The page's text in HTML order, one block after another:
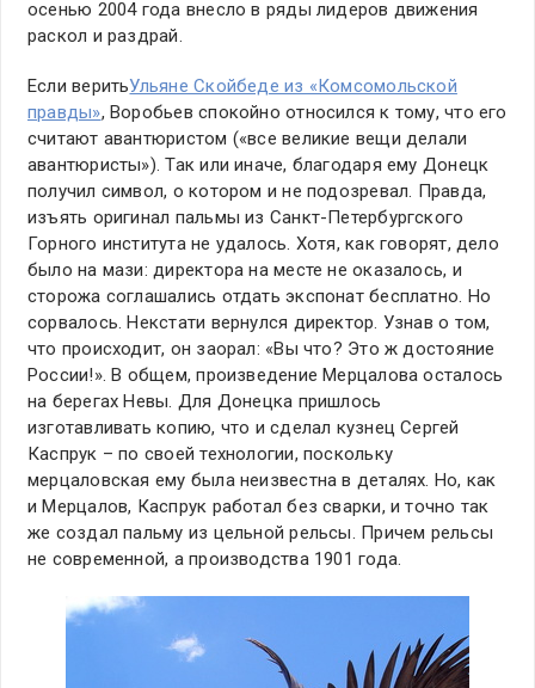
осенью 2004 года внесло в ряды лидеров движения
раскол и раздрай.
Если веритьУльяне Скойбеде из «Комсомольской
правды», Воробьев спокойно относился к тому, что его
считают авантюристом («все великие вещи делали
авантюристы»). Так или иначе, благодаря ему Донецк
получил символ, о котором и не подозревал. Правда,
изъять оригинал пальмы из Санкт-Петербургского
Горного института не удалось. Хотя, как говорят, дело
было на мази: директора на месте не оказалось, и
сторожа соглашались отдать экспонат бесплатно. Но
сорвалось. Некстати вернулся директор. Узнав о том,
что происходит, он заорал: «Вы что? Это ж достояние
России!». В общем, произведение Мерцалова осталось
на берегах Невы. Для Донецка пришлось
изготавливать копию, что и сделал кузнец Сергей
Каспрук – по своей технологии, поскольку
мерцаловская ему была неизвестна в деталях. Но, как
и Мерцалов, Каспрук работал без сварки, и точно так
же создал пальму из цельной рельсы. Причем рельсы
не современной, а производства 1901 года.